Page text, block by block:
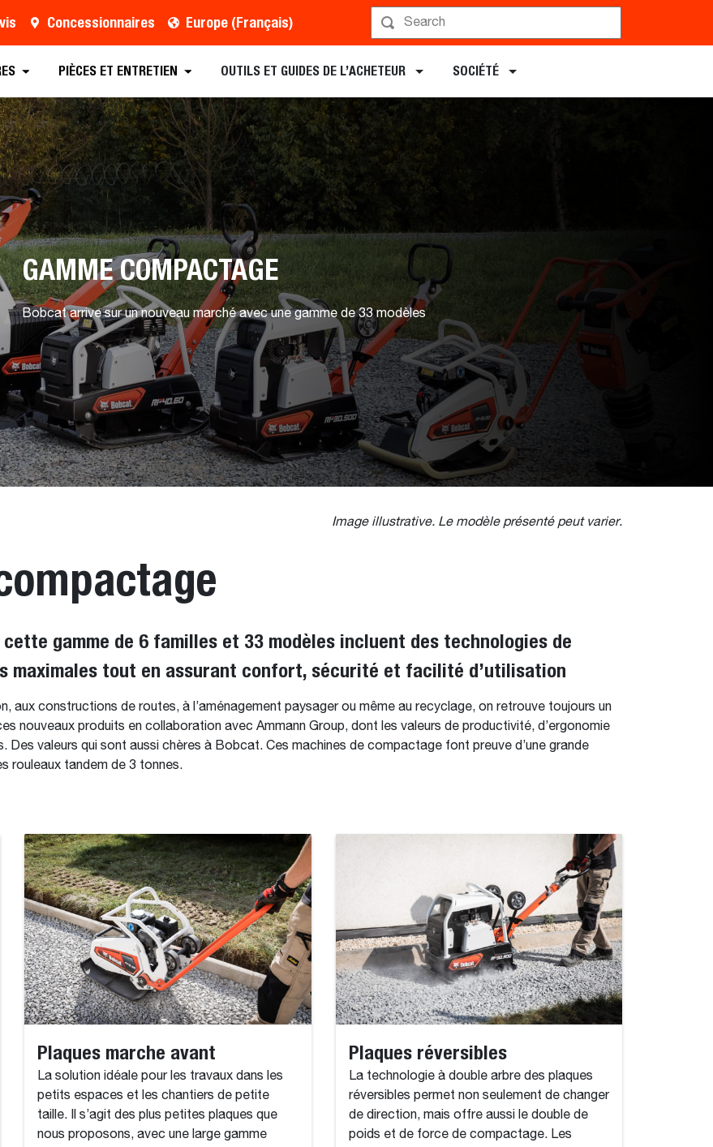
Concessionnaires Europe (Français)
PIÈCES ET ENTRETIEN OUTILS ET GUIDES DE L’ACHETEUR SOCIÉTÉ
GAMME COMPACTAGE
Bobcat arrive sur un nouveau marché avec une gamme de 33 modèles
Image illustrative. Le modèle présenté peut varier.
gamme de 6 familles et 33 modèles incluent des technologies de
maximales tout en assurant confort, sécurité et facilité d’utilisation
aux constructions de routes, à l’aménagement paysager ou même au recyclage, on retrouve toujours un
nouveaux produits en collaboration avec Ammann Group, dont les valeurs de productivité, d’ergonomie
Des valeurs qui sont aussi chères à Bobcat. Ces machines de compactage font preuve d’une grande
rouleaux tandem de 3 tonnes.
Plaques marche avant
La solution idéale pour les travaux dans les
petits espaces et les chantiers de petite
taille. Il s’agit des plus petites plaques que
nous proposons, avec une large gamme
Plaques réversibles
La technologie à double arbre des plaques
réversibles permet non seulement de changer
de direction, mais offre aussi le double de
poids et de force de compactage. Les
Concessionnaire Planifier une Démo Demander un Devis